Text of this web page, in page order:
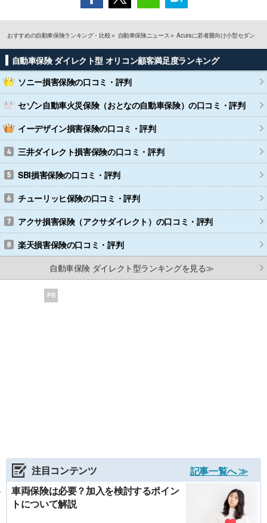
おすすめの自動車保険ランキング・比較 自動車保険ニュース Acuraに若者層向け小型セダン
自動車保険 ダイレクト型 オリコン顧客満足度ランキング
ソニー損害保険の口コミ・評判
セゾン自動車火災保険（おとなの自動車保険）の口コミ・評判
イーデザイン損害保険の口コミ・評判
三井ダイレクト損害保険の口コミ・評判
SBI損害保険の口コミ・評判
チューリッヒ保険の口コミ・評判
アクサ損害保険（アクサダイレクト） の口コミ・評判
楽天損害保険の口コミ・評判
自動車保険 ダイレクト型ランキングを見る≫
PR
注目コンテンツ
記事一覧へ ≫
車両保険は必要？加入を検討するポイン
トについて解説